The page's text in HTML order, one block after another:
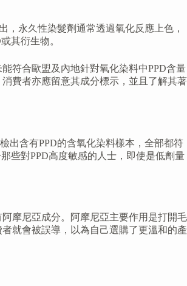
，永久性染髮劑通常透過氧化反應上色，
其衍生物。
符合歐盟及內地針對氧化染料中PPD含量
費者亦應留意其成分標示，並且了解其著
出含有PPD的含氧化染料樣本，全部都符
些對PPD高度敏感的人士，即使是低劑量
摩尼亞成分。阿摩尼亞主要作用是打開毛
就會被誤導，以為自己選購了更溫和的產